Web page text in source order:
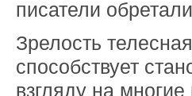
писатели
Зрелость
способствует
взгляду на